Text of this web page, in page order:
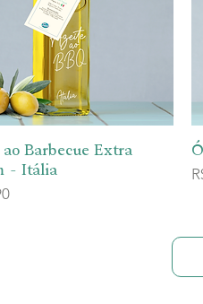
rápida
Barbecue Extra
- Itália